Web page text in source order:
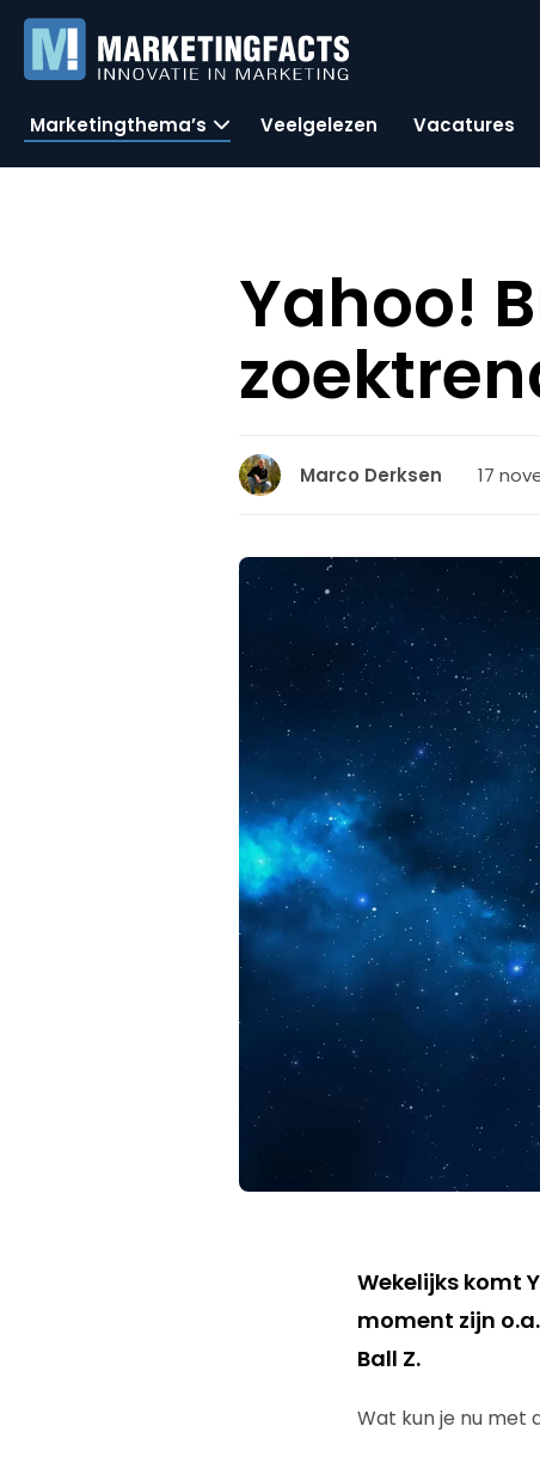
Marketingthema’s Veelgelezen Vacatures
Yahoo!
Marco Derksen 17
Wekelijks komt
moment zijn
Ball Z.
Wat kun je nu met